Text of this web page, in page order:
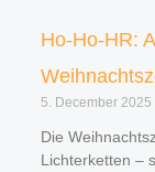
Ho-Ho-HR:
5. December 2025
Die
Lichterketten –